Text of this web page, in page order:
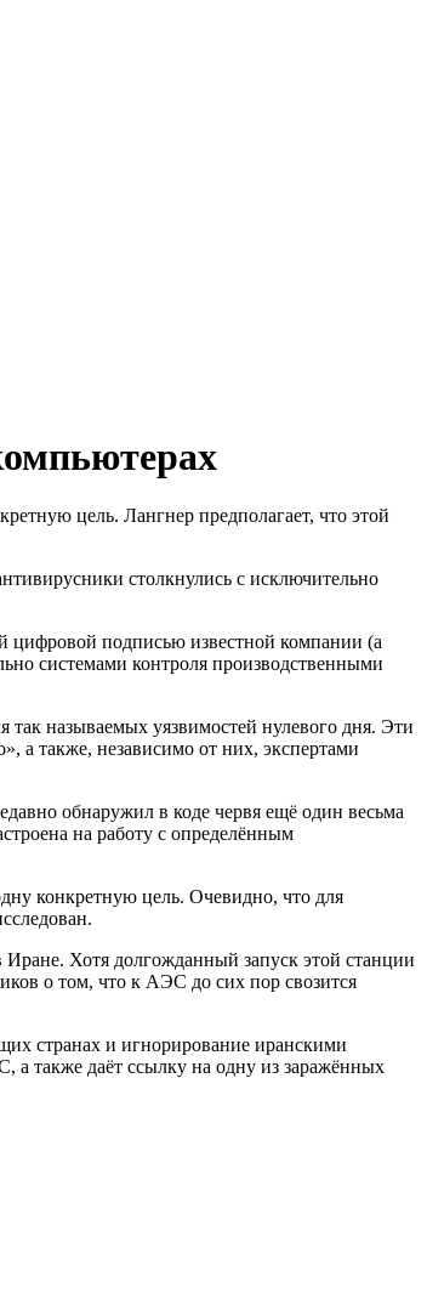
цель. Лангнер предполагает, что этой
столкнулись с исключительно
цифровой подписью известной компании (а
системами контроля производственными
так называемых уязвимостей нулевого дня. Эти
а также, независимо от них, экспертами
обнаружил в коде червя ещё один весьма
на работу с определённым
конкретную цель. Очевидно, что для
Иране. Хотя долгожданный запуск этой станции
о том, что к АЭС до сих пор свозится
странах и игнорирование иранскими
также даёт ссылку на одну из заражённых